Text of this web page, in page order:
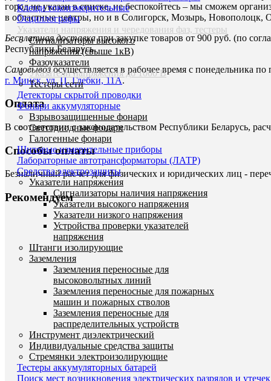
Клещи токоизмерительные
Осциллографы
Указатели напряжения и чередования фаз, тестеры
Сигнализаторы высокого
напряжения (свыше 1кВ)
Фазоуказатели
Указатели напряжения до 1000 В
Тестеры сети
Детекторы скрытой проводки
Фонари аккумуляторные
Взрывозащищенные фонари
Светодиодные фонари
Галогенные фонари
Щитовые измерительные приборы
Лабораторные автотрансформаторы (ЛАТР)
Средства электрозащиты
Указатели напряжения
Сигнализаторы наличия напряжения
Указатели высокого напряжения
Указатели низкого напряжения
Устройства проверки указателей
напряжения
Штанги изолирующие
Заземления
Заземления переносные для
высоковольтных линий
Заземления переносные для пожарных
машин и пожарных стволов
Заземления переносные для
распределительных устройств
Инструмент диэлектрический
Индивидуальные средства защиты
Стремянки электроизолирующие
Тестеры аккумуляторных батарей
Поиск мест возникновения электрических разрядов и утечек
город не указан в списке, не беспокойтесь – мы сможем
в областные центры, но и в Солигорск, Мозырь,
Бесплатная доставкапри закупке товаров от 900 руб. (по
Республики Беларусь.
Самовывозосуществляется в рабочее время с понедельника
г. Минск, ул. П. Глебки, 11А.
Оплата
В соответствии с законодательством Республики Беларусь,
Способы оплаты
Безналичный расчет для физических и юридических лиц -
Рекомендуем